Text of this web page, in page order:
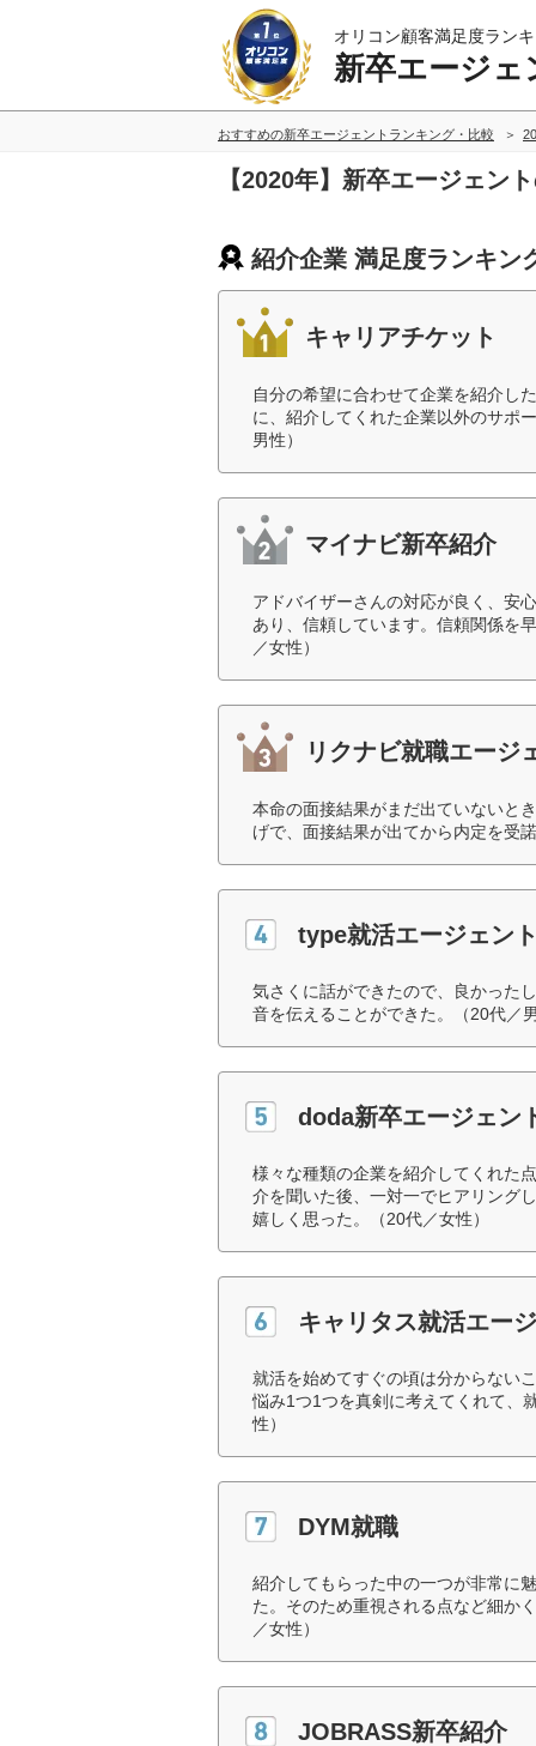
オリコン顧客満足度ラン
新卒エージェ
おすすめの新卒エージェントランキング・比較
【2020年】新卒エージェン
紹介企業 満足度ランキン
キャリアチケット
自分の希望に合わせて企業を紹介し
に、紹介してくれた企業以外のサポ
男性）
マイナビ新卒紹介
アドバイザーさんの対応が良く、安
あり、信頼しています。信頼関係を
／女性）
リクナビ就職エージ
本命の面接結果がまだ出ていないと
げで、面接結果が出てから内定を受
type就活エージェン
気さくに話ができたので、良かった
音を伝えることができた。（20代／
doda新卒エージェン
様々な種類の企業を紹介してくれた
介を聞いた後、一対一でヒアリング
嬉しく思った。（20代／女性）
キャリタス就活エー
就活を始めてすぐの頃は分からない
悩み1つ1つを真剣に考えてくれて、
性）
DYM就職
紹介してもらった中の一つが非常に
た。そのため重視される点など細か
／女性）
JOBRASS新卒紹介